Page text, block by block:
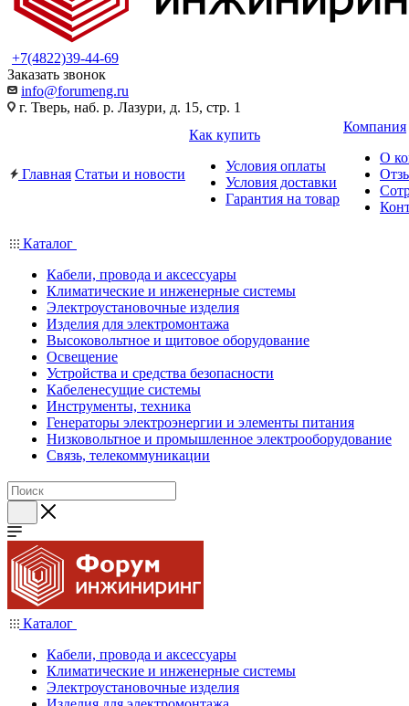
+7(4822)39-44-69
Заказать звонок
info@forumeng.ru
г. Тверь, наб. р. Лазури, д. 15, стр. 1
Главная Статьи и новости
Как купить
Условия оплаты
Условия доставки
Гарантия на товар
Компания
О
Каталог
Кабели, провода и аксессуары
Климатические и инженерные системы
Электроустановочные изделия
Изделия для электромонтажа
Высоковольтное и щитовое оборудование
Освещение
Устройства и средства безопасности
Кабеленесущие системы
Инструменты, техника
Генераторы электроэнергии и элементы питания
Низковольтное и промышленное электрооборудование
Связь, телекоммуникации
Каталог
Кабели, провода и аксессуары
Климатические и инженерные системы
Электроустановочные изделия